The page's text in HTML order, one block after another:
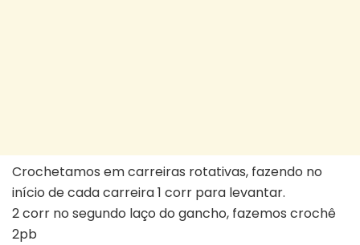
Crochetamos em carreiras rotativas, fazendo no
início de cada carreira 1 corr para levantar.
2 corr no segundo laço do gancho, fazemos crochê
2pb